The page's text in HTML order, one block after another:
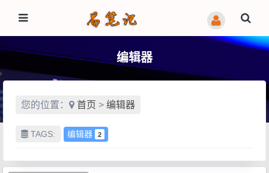
编辑器
您的位置： 首页 > 编辑器
TAGS: 编辑器 2